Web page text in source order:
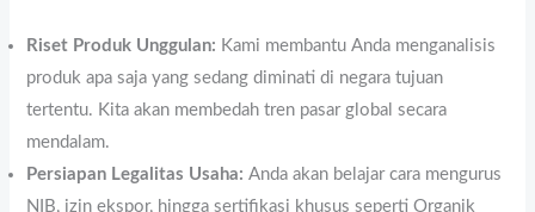
Riset Produk Unggulan: Kami membantu Anda menganalisis
produk apa saja yang sedang diminati di negara tujuan
tertentu. Kita akan membedah tren pasar global secara
mendalam.
Persiapan Legalitas Usaha: Anda akan belajar cara mengurus
NIB, izin ekspor, hingga sertifikasi khusus seperti Organik